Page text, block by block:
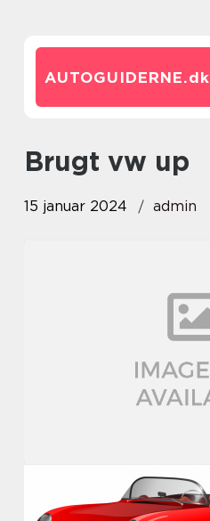
AUTOGUIDERNE.dk
brugt vw up
15 januar 2024 admin